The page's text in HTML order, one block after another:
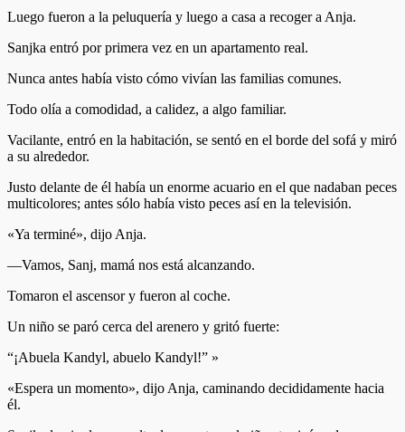
Luego fueron a la peluquería y luego a casa a recoger a Anja.
Sanjka entró por primera vez en un apartamento real.
Nunca antes había visto cómo vivían las familias comunes.
Todo olía a comodidad, a calidez, a algo familiar.
Vacilante, entró en la habitación, se sentó en el borde del sofá y miró
a su alrededor.
Justo delante de él había un enorme acuario en el que nadaban peces
multicolores; antes sólo había visto peces así en la televisión.
«Ya terminé», dijo Anja.
—Vamos, Sanj, mamá nos está alcanzando.
Tomaron el ascensor y fueron al coche.
Un niño se paró cerca del arenero y gritó fuerte:
“¡Abuela Kandyl, abuelo Kandyl!” »
«Espera un momento», dijo Anja, caminando decididamente hacia
él.